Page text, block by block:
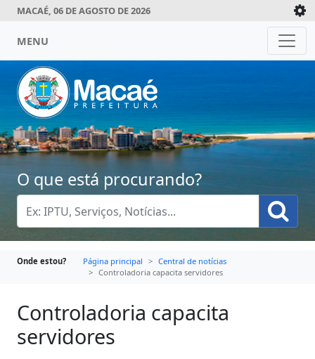
MACAÉ, 06 DE AGOSTO DE 2026
MENU
O que está procurando?
Onde estou? Página principal
Central de notícias
Controladoria capacita servidores
Controladoria capacita
servidores